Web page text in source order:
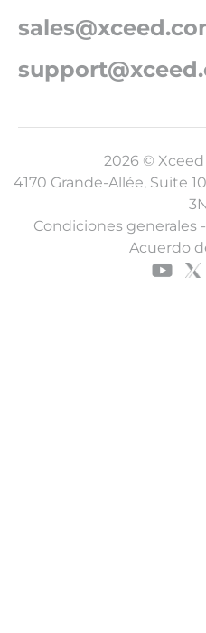
2026 ©
4170 Grande-Allée, Suite
Condiciones generales-
Acuerdo